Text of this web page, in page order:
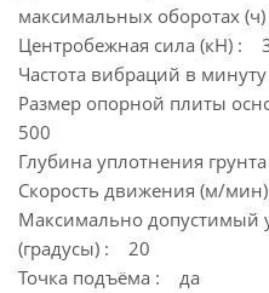
максимальных оборотах
Центробежная сила (кН) :
Частота вибраций в
Размер опорной плиты
500
Глубина уплотнения
Скорость движения (м/
Максимально допустимый
(градусы) : 20
Точка подъёма : да